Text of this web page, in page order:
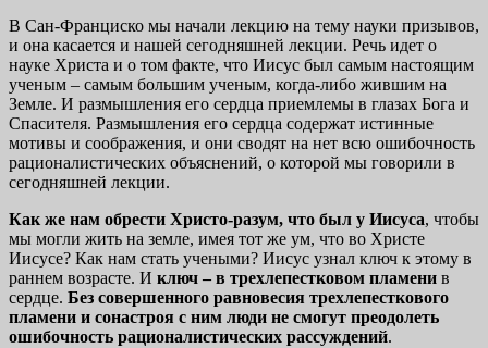
В Сан-Франциско мы начали лекцию на тему науки призывов,
и она касается и нашей сегодняшней лекции. Речь идет о
науке Христа и о том факте, что Иисус был самым настоящим
ученым – самым большим ученым, когда-либо жившим на
Земле. И размышления его сердца приемлемы в глазах Бога и
Спасителя. Размышления его сердца содержат истинные
мотивы и соображения, и они сводят на нет всю ошибочность
рационалистических объяснений, о которой мы говорили в
сегодняшней лекции.
Как же нам обрести Христо-разум, что был у Иисуса, чтобы
мы могли жить на земле, имея тот же ум, что во Христе
Иисусе? Как нам стать учеными? Иисус узнал ключ к этому в
раннем возрасте. И ключ – в трехлепестковом пламени в
сердце. Без совершенного равновесия трехлепесткового
пламени и сонастроя с ним люди не смогут преодолеть
ошибочность рационалистических рассуждений.